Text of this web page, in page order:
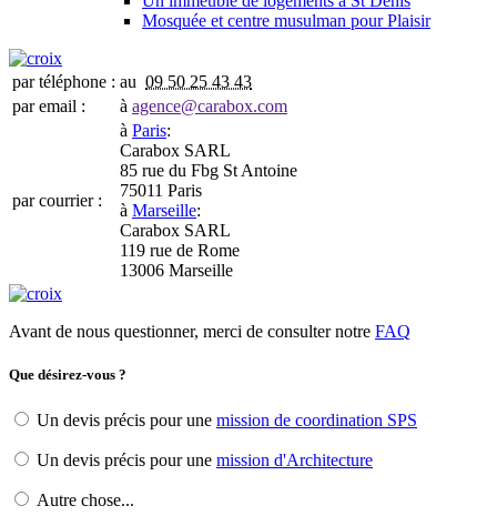
Mosquée et centre musulman pour Plaisir
par téléphone : au 09 50 25 43 43
par email :
à agence@carabox.com
par courrier :
à Paris:
Carabox SARL
85 rue du Fbg St Antoine
75011 Paris
à Marseille:
Carabox SARL
119 rue de Rome
13006 Marseille
Avant de nous questionner, merci de consulter notre FAQ
Que désirez-vous ?
Un devis précis pour une mission de coordination SPS
Un devis précis pour une mission d'Architecture
Autre chose...